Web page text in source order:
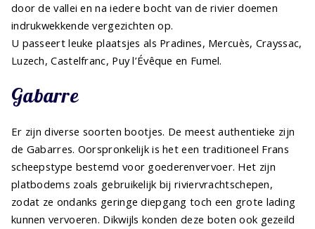
door de vallei en na iedere bocht van de rivier doemen
indrukwekkende vergezichten op.
U passeert leuke plaatsjes als Pradines, Mercuès, Crayssac,
Luzech, Castelfranc, Puy l’Évêque en Fumel.
Gabarre
Er zijn diverse soorten bootjes. De meest authentieke zijn
de Gabarres. Oorspronkelijk is het een traditioneel Frans
scheepstype bestemd voor goederenvervoer. Het zijn
platbodems zoals gebruikelijk bij riviervrachtschepen,
zodat ze ondanks geringe diepgang toch een grote lading
kunnen vervoeren. Dikwijls konden deze boten ook gezeild